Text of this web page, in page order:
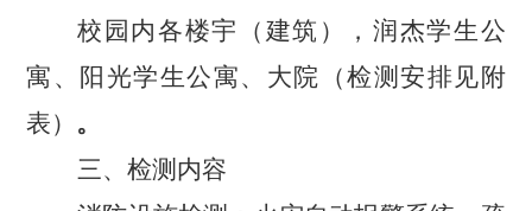
校园内各楼宇（建筑），润杰学生公
寓、阳光学生公寓、大院（检测安排见附
表） 。
三、检测内容